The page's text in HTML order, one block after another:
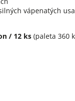
vápenatých
/ 12 ks (paleta 360